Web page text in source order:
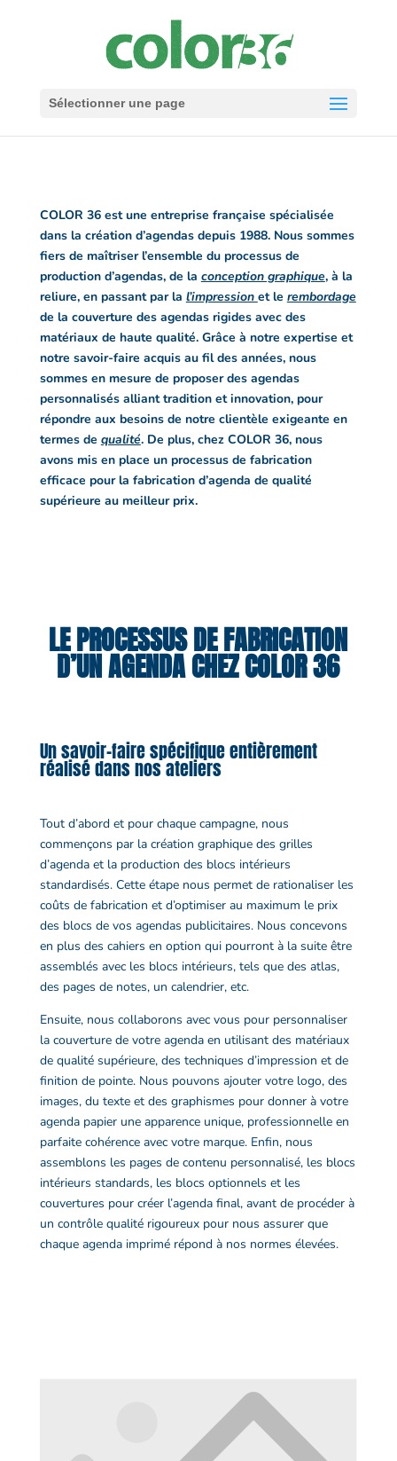
Sélectionner une page
COLOR 36 est une entreprise française spécialisée
dans la création d’agendas depuis 1988. Nous sommes
fiers de maîtriser l’ensemble du processus de
production d’agendas, de la conception graphique, à la
reliure, en passant par la l’impression et le rembordage
de la couverture des agendas rigides avec des
matériaux de haute qualité. Grâce à notre expertise et
notre savoir-faire acquis au fil des années, nous
sommes en mesure de proposer des agendas
personnalisés alliant tradition et innovation, pour
répondre aux besoins de notre clientèle exigeante en
termes de qualité. De plus, chez COLOR 36, nous
avons mis en place un processus de fabrication
efficace pour la fabrication d’agenda de qualité
supérieure au meilleur prix.
LE PROCESSUS DE FABRICATION
D’UN AGENDA CHEZ COLOR 36
Un savoir-faire spécifique entièrement
réalisé dans nos ateliers
Tout d’abord et pour chaque campagne, nous
commençons par la création graphique des grilles
d’agendaet la production des blocs intérieurs
standardisés. Cette étape nous permet de rationaliser les
coûts de fabrication et d’optimiser au maximum le prix
des blocs de vos agendas publicitaires. Nous concevons
en plus des cahiers en option qui pourront à la suite être
assemblés avec les blocs intérieurs, tels que des atlas,
des pages de notes, un calendrier, etc.
Ensuite, nous collaborons avec vous pour personnaliser
la couverture de votre agendaen utilisant des matériaux
de qualité supérieure, des techniques d’impression et de
finition de pointe. Nous pouvons ajouter votre logo, des
images, du texte et des graphismes pour donner à votre
agenda papierune apparence unique, professionnelle en
parfaite cohérence avec votre marque. Enfin, nous
assemblons les pages de contenu personnalisé, les blocs
intérieurs standards, les blocs optionnels et les
couvertures pour créer l’agendafinal, avant de procéder à
un contrôle qualité rigoureux pour nous assurer que
chaque agenda imprimérépond à nos normes élevées.